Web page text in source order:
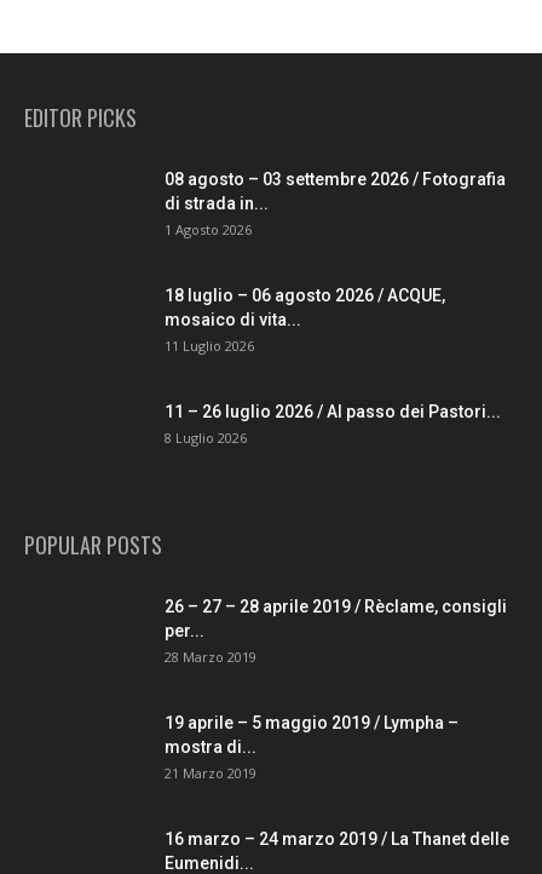
EDITOR PICKS
08 agosto – 03 settembre 2026 / Fotografia
di strada in...
1 Agosto 2026
18 luglio – 06 agosto 2026 / ACQUE,
mosaico di vita...
11 Luglio 2026
11 – 26 luglio 2026 / Al passo dei Pastori...
8 Luglio 2026
POPULAR POSTS
26 – 27 – 28 aprile 2019 / Rèclame, consigli
per...
28 Marzo 2019
19 aprile – 5 maggio 2019 / Lympha –
mostra di...
21 Marzo 2019
16 marzo – 24 marzo 2019 / La Thanet delle
Eumenidi...